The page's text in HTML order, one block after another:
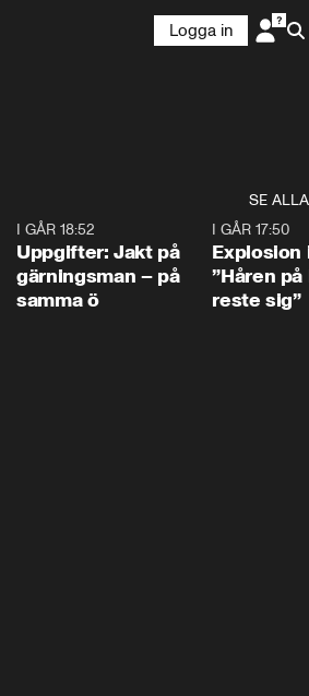
Logga in
SE ALLA
I GÅR 18:52
Uppgifter: Jakt på
gärningsman – på
samma ö
I GÅR 17:50
Explosion
”Håren
reste sig”